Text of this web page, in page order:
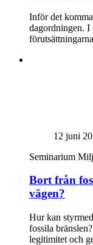
Inför det
dagordningen. I
12 juni
Seminarium
Bort från
vägen?
Hur kan
fossila
legitimitet och